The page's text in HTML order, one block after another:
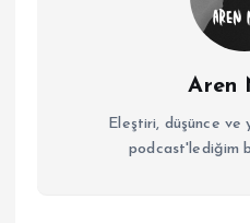
Aren
Eleştiri, düşünce ve
podcast'lediğim